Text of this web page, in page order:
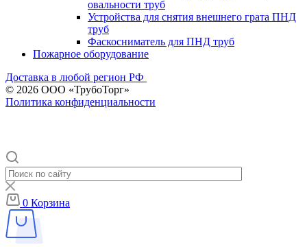
овальности труб
Устройства для снятия внешнего грата ПНД
труб
Фаскосниматель для ПНД труб
Пожарное оборудование
Доставка в любой регион РФ
© 2026 ООО «ТрубоТорг»
Политика конфиденциальности
0 Корзина